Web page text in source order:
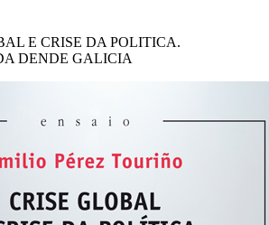
E CRISE DA POLITICA.
DENDE GALICIA